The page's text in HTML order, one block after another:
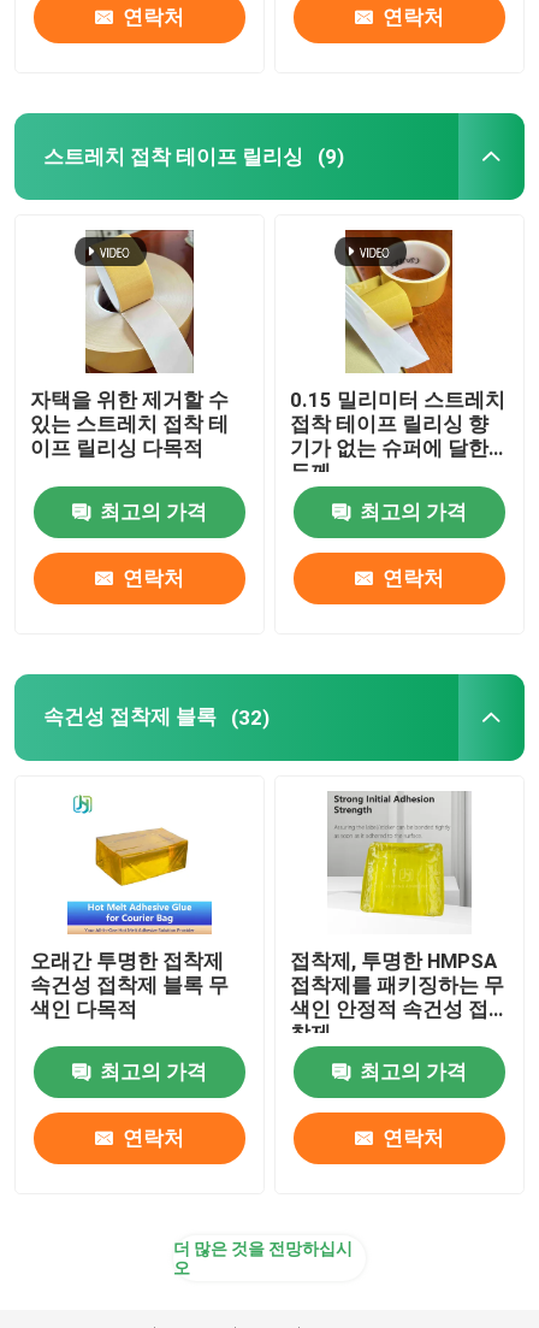
연락처 연락처
스트레치 접착 테이프 릴리싱 (9)
자택을 위한 제거할 수
있는 스트레치 접착 테
이프 릴리싱 다목적
최고의 가격
연락처
0.15 밀리미터 스트레치
접착 테이프 릴리싱 향
기가 없는 슈퍼에 달한
두께
최고의 가격
연락처
속건성 접착제 블록 (32)
오래간 투명한 접착제
속건성 접착제 블록 무
색인 다목적
최고의 가격
연락처
접착제, 투명한 HMPSA
접착제를 패키징하는 무
색인 안정적 속건성 접
착제
최고의 가격
연락처
더 많은 것을 전망하십시
오